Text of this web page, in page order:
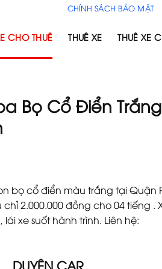
CHÍNH SÁCH BẢO MẬT
CHO THUÊ THUÊ XE THUÊ XE
Bọ Cổ Điển
bọ cổ điển màu trắng tại Quận
2.000.000 đồng cho 04 tiếng .
xe suốt hành trình. Liên hệ:
DUYÊN CAR